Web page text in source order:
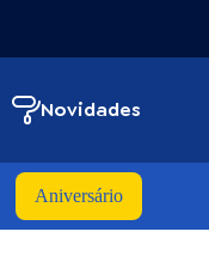
Novidades
Aniversário